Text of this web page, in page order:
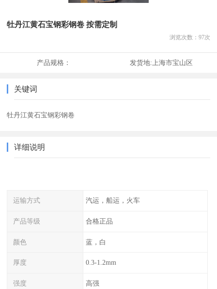
牡丹江黄石宝钢彩钢卷 按需定制
浏览次数： 97次
产品规格： 发货地: 上海市宝山区
关键词
牡丹江黄石宝钢彩钢卷
详细说明
运输方式 汽运，船运，火车
产品等级 合格正品
颜色 蓝，白
厚度 0.3-1.2mm
强度 高强